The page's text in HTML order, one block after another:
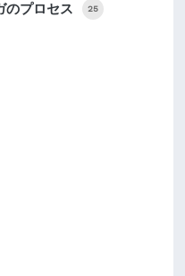
のプロセス 25